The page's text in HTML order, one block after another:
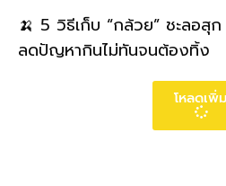
🍌 5 วิธีเก็บ “กล้วย” ชะลอสุ
ลดปัญหากินไม่ทันจนต้องทิ้ง
โหลดเพิ่ม